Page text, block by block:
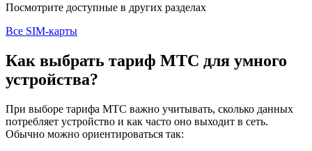
Посмотрите доступные в других разделах
Все SIM-карты
Как выбрать тариф МТС для умного
устройства?
При выборе тарифа МТС важно учитывать, сколько данных
потребляет устройство и как часто оно выходит в сеть.
Обычно можно ориентироваться так: